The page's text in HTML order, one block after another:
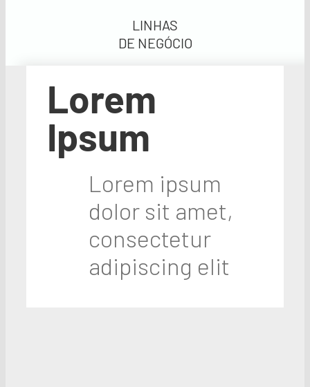
LINHAS
DE NEGÓCIO
Lorem
Ipsum
Lorem ipsum
dolor sit amet,
consectetur
adipiscing elit